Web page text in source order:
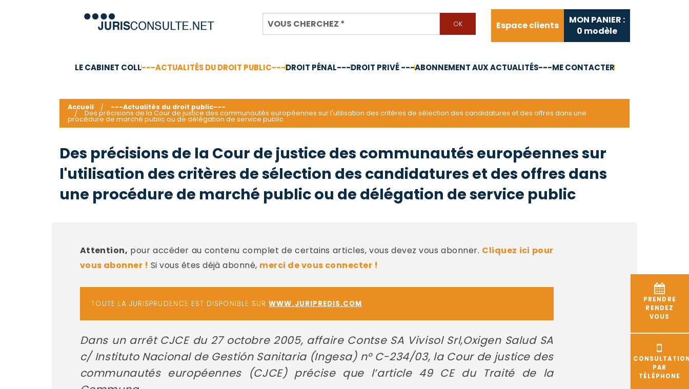
Espace clients
MON PANIER :
0 modèle
LE CABINET COLL---ACTUALITÉS DU DROIT PUBLIC---DROIT PÉNAL---DROIT PRIVÉ ---ABONNEMENT AUX ACTUALITÉS---ME CONTACTER
PRENDRE
RENDEZ
VOUS
PAR
TÉLÉPHONE
Accueil ---Actualités du droit public---
Des précisions de la Cour de justice des communautés européennes sur l'utilisation des critères de sélection des candidatures et des offres dans une
procédure de marché public ou de délégation de service public
Des précisions de la Cour de justice des communautés européennes sur
l'utilisation des critères de sélection des candidatures et des offres dans
une procédure de marché public ou de délégation de service public
Attention, pour accéder au contenu complet de certains articles, vous devez vous abonner. Cliquez ici pour
vous abonner ! Si vous êtes déjà abonné, merci de vous connecter !
TOUTE LA JURISPRUDENCE EST DISPONIBLE SURWWW.JURIPREDIS.COM
Dans un arrêt CJCE du 27 octobre 2005, affaire Contse SA Vivisol Srl,Oxigen Salud SA
c/ Instituto Nacional de Gestión Sanitaria (Ingesa) n° C-234/03, la Cour de justice des
communautés européennes (CJCE) précise que l’article 49 CE du Traité de la